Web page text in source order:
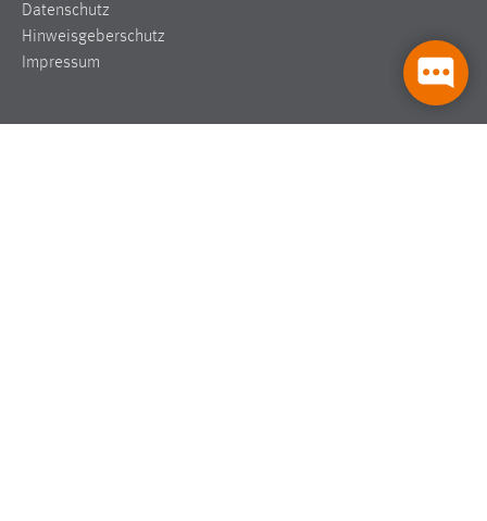
Datenschutz
Hinweisgeberschutz
Impressum
Cookie Laufzeit:
3 Monate